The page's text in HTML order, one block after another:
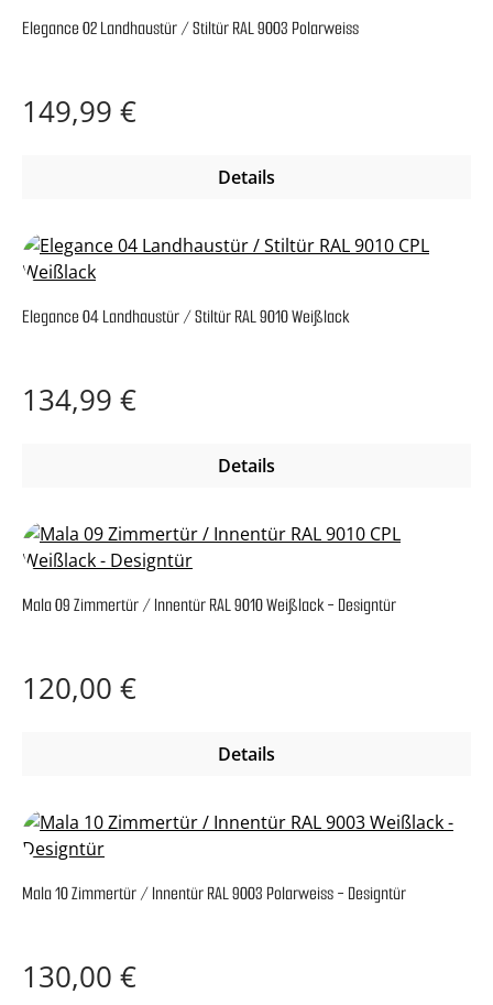
Elegance 02 Landhaustür / Stiltür RAL 9003 Polarweiss
Regulärer Preis:
149,99 €
Details
Elegance 04 Landhaustür / Stiltür RAL 9010 Weißlack
Regulärer Preis:
134,99 €
Details
Mala 09 Zimmertür / Innentür RAL 9010 Weißlack - Designtür
Regulärer Preis:
120,00 €
Details
Mala 10 Zimmertür / Innentür RAL 9003 Polarweiss - Designtür
Regulärer Preis:
130,00 €